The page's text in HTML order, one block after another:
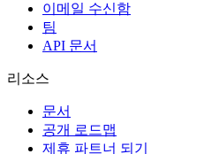
이메일 수신함
팀
API 문서
리소스
문서
공개 로드맵
제휴 파트너 되기